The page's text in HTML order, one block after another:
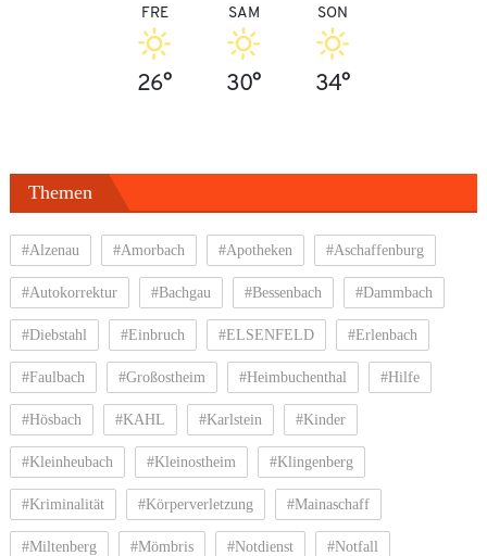
FRE
26°
SAM
30°
SON
34°
Themen
#Alzenau #Amorbach #Apotheken #Aschaffenburg
#Autokorrektur #Bachgau #Bessenbach #Dammbach
#Diebstahl #Einbruch #ELSENFELD #Erlenbach
#Faulbach #Großostheim #Heimbuchenthal #Hilfe
#Hösbach #KAHL #Karlstein #Kinder
#Kleinheubach #Kleinostheim #Klingenberg
#Kriminalität #Körperverletzung #Mainaschaff
#Miltenberg #Mömbris #Notdienst #Notfall